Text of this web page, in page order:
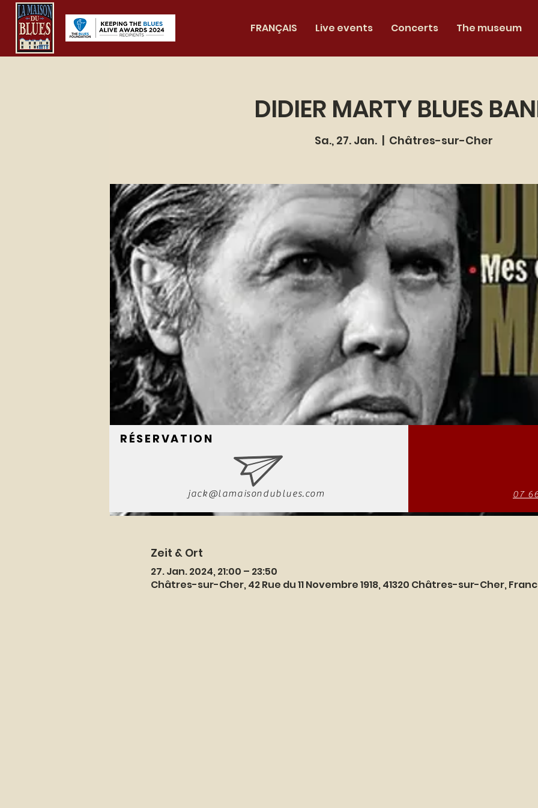
FRANÇAIS Live events Concerts The museum
DIDIER MARTY BLUES
Sa., 27. Jan.
  |
Châtres-sur-Cher
Zeit & Ort
27. Jan. 2024, 21:00 – 23:50
Châtres-sur-Cher, 42 Rue du 11 Novembre 1918, 41320 Châtres-sur-Cher,
jack@lamaisondublues.com 07
RÉSERVATION